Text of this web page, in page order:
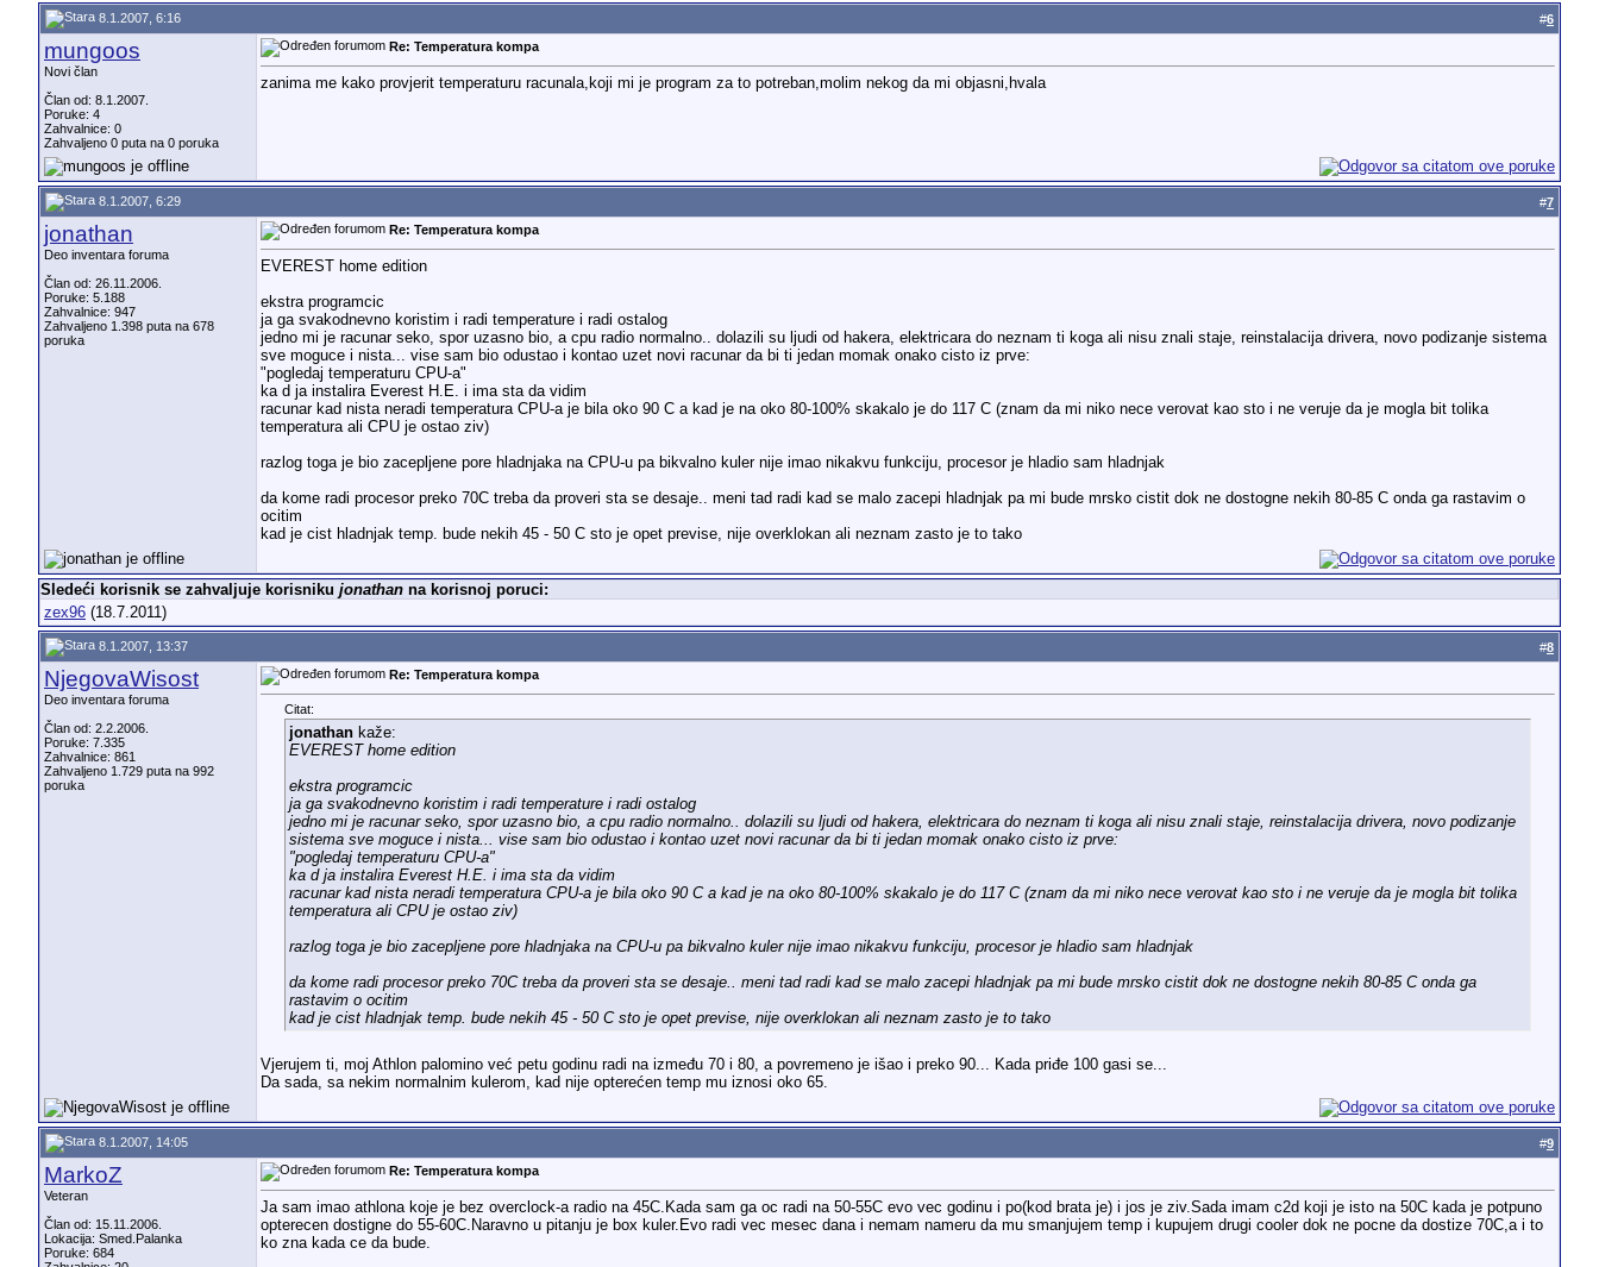
8.1.2007, 6:16 #6
mungoos
Novi član
Član od: 8.1.2007.
Poruke: 4
Zahvalnice: 0
Zahvaljeno 0 puta na 0 poruka
Re: Temperatura kompa
zanima me kako provjerit temperaturu racunala,koji mi je program za to potreban,molim nekog da mi objasni,hvala
8.1.2007, 6:29 #7
jonathan
Deo inventara foruma
Član od: 26.11.2006.
Poruke: 5.188
Zahvalnice: 947
Zahvaljeno 1.398 puta na 678
poruka
Re: Temperatura kompa
EVEREST home edition
ekstra programcic
ja ga svakodnevno koristim i radi temperature i radi ostalog
jedno mi je racunar seko, spor uzasno bio, a cpu radio normalno.. dolazili su ljudi od hakera, elektricara do neznam ti koga ali nisu znali staje, reinstalacija drivera, novo podizanje sistema
sve moguce i nista... vise sam bio odustao i kontao uzet novi racunar da bi ti jedan momak onako cisto iz prve:
"pogledaj temperaturu CPU-a"
ka d ja instalira Everest H.E. i ima sta da vidim
racunar kad nista neradi temperatura CPU-a je bila oko 90 C a kad je na oko 80-100% skakalo je do 117 C (znam da mi niko nece verovat kao sto i ne veruje da je mogla bit tolika
temperatura ali CPU je ostao ziv)
razlog toga je bio zacepljene pore hladnjaka na CPU-u pa bikvalno kuler nije imao nikakvu funkciju, procesor je hladio sam hladnjak
da kome radi procesor preko 70C treba da proveri sta se desaje.. meni tad radi kad se malo zacepi hladnjak pa mi bude mrsko cistit dok ne dostogne nekih 80-85 C onda ga rastavim o
ocitim
kad je cist hladnjak temp. bude nekih 45 - 50 C sto je opet previse, nije overklokan ali neznam zasto je to tako
Sledeći korisnik se zahvaljuje korisnikujonathanna korisnoj poruci:
zex96(18.7.2011)
8.1.2007, 13:37 #8
NjegovaWisost
Deo inventara foruma
Član od: 2.2.2006.
Poruke: 7.335
Zahvalnice: 861
Zahvaljeno 1.729 puta na 992
poruka
Re: Temperatura kompa
Citat:
jonathankaže:
EVEREST home edition
ekstra programcic
ja ga svakodnevno koristim i radi temperature i radi ostalog
jedno mi je racunar seko, spor uzasno bio, a cpu radio normalno.. dolazili su ljudi od hakera, elektricara do neznam ti koga ali nisu znali staje, reinstalacija drivera, novo podizanje
sistema sve moguce i nista... vise sam bio odustao i kontao uzet novi racunar da bi ti jedan momak onako cisto iz prve:
"pogledaj temperaturu CPU-a"
ka d ja instalira Everest H.E. i ima sta da vidim
racunar kad nista neradi temperatura CPU-a je bila oko 90 C a kad je na oko 80-100% skakalo je do 117 C (znam da mi niko nece verovat kao sto i ne veruje da je mogla bit tolika
temperatura ali CPU je ostao ziv)
razlog toga je bio zacepljene pore hladnjaka na CPU-u pa bikvalno kuler nije imao nikakvu funkciju, procesor je hladio sam hladnjak
da kome radi procesor preko 70C treba da proveri sta se desaje.. meni tad radi kad se malo zacepi hladnjak pa mi bude mrsko cistit dok ne dostogne nekih 80-85 C onda ga
rastavim o ocitim
kad je cist hladnjak temp. bude nekih 45 - 50 C sto je opet previse, nije overklokan ali neznam zasto je to tako
Vjerujem ti, moj Athlon palomino već petu godinu radi na između 70 i 80, a povremeno je išao i preko 90... Kada priđe 100 gasi se...
Da sada, sa nekim normalnim kulerom, kad nije opterećen temp mu iznosi oko 65.
8.1.2007, 14:05 #9
MarkoZ
Veteran
Član od: 15.11.2006.
Lokacija: Smed.Palanka
Poruke: 684
Re: Temperatura kompa
Ja sam imao athlona koje je bez overclock-a radio na 45C.Kada sam ga oc radi na 50-55C evo vec godinu i po(kod brata je) i jos je ziv.Sada imam c2d koji je isto na 50C kada je potpuno
opterecen dostigne do 55-60C.Naravno u pitanju je box kuler.Evo radi vec mesec dana i nemam nameru da mu smanjujem temp i kupujem drugi cooler dok ne pocne da dostize 70C,a i to
ko zna kada ce da bude.